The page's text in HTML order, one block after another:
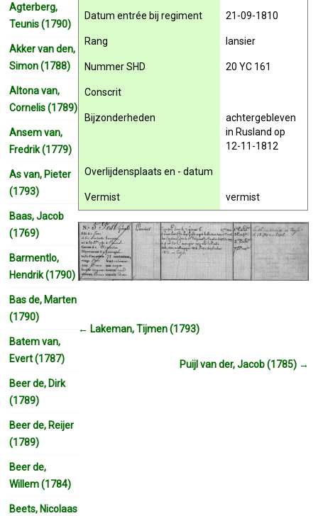
Datum entrée bij regiment 21-09-1810
Rang lansier
Nummer SHD 20 YC 161
Conscrit
Bijzonderheden
achtergebleven
in Rusland op
12-11-1812
Overlijdensplaats en - datum
Vermist vermist
← Lakeman, Tijmen (1793)
Puijl van der, Jacob (1785) →
Agterberg,
Teunis (1790)
Akker van den,
Simon (1788)
Altona van,
Cornelis (1789)
Ansem van,
Fredrik (1779)
As van, Pieter
(1793)
Baas, Jacob
(1769)
Barmentlo,
Hendrik (1790)
Bas de, Marten
(1790)
Batem van,
Evert (1787)
Beer de, Dirk
(1789)
Beer de, Reijer
(1789)
Beer de,
Willem (1784)
Beets, Nicolaas